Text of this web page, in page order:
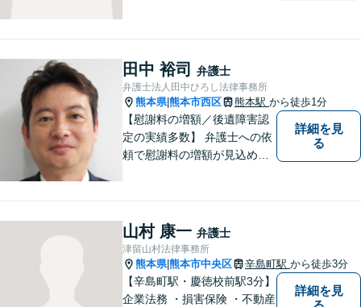
ています。皆様にとって一番
のパートナーとなれるよう、
精一杯取り組ませていただき
ます。
田中 裕司 弁護士
弁護士法人田中ひろし法律事務所
熊本県|熊本市西区 熊本駅 から徒歩1分
【慰謝料の増額／後遺障害認
定の実績多数】 弁護士への依
頼で慰謝料の増額が見込めま
ノウハウ多数】相続手続きか
ら遺言書までトータルサポー
ト【JR熊本駅から徒歩1分】
詳細を見
る
山村 康一 弁護士
津留山村法律事務所
熊本県|熊本市中央区 辛島町駅 から徒歩3分
【辛島町駅・慶徳校前駅3分】
企業法務 ・損害保険 ・不動産
詳細を見